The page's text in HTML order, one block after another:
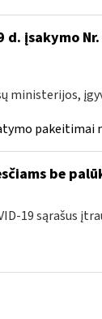
įsakymo Nr.
ministerijos,
pakeitimai
be
19 sąrašus